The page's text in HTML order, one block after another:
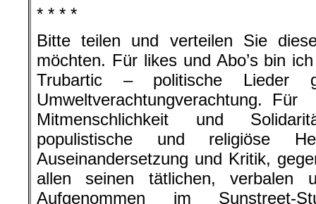
* * * *
Bitte teilen und verteilen Sie
möchten. Für likes und Abo’s bin
Trubartic – politische Lieder
Umweltverachtungverachtung.
Mitmenschlichkeit und
populistische und religiöse
Auseinandersetzung und Kritik,
allen seinen tätlichen,
Aufgenommen im Sunstreet-